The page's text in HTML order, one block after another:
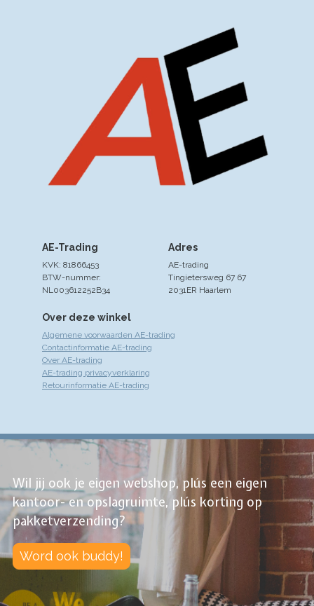
Over deze winkel
Algemene voorwaarden AE-trading
Contactinformatie AE-trading
Over AE-trading
AE-trading privacyverklaring
Retourinformatie AE-trading
Adres
AE-trading
Tingietersweg 67 67
2031ER Haarlem
AE-Trading
KVK: 81866453
BTW-nummer:
NL003612252B34
Wil jij ook je eigen webshop, plús een eigen
kantoor- en opslagruimte, plús korting op
pakketverzending?
Word ook buddy!